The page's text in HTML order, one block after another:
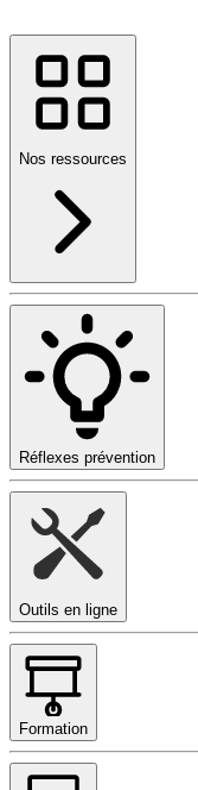
Nos ressources
Réflexes prévention
Outils en ligne
Formation